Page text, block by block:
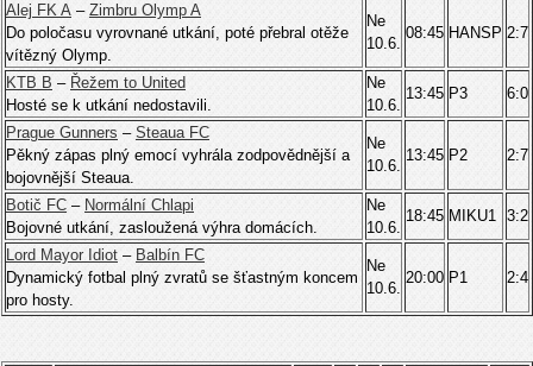
Alej FK A – Zimbru Olymp A
Do poločasu vyrovnané utkání, poté přebral otěže
vítězný Olymp.
Ne
10.6.
08:45 HANSP 2:7
KTB B – Řežem to United
Hosté se k utkání nedostavili.
Ne
10.6.
13:45 P3 6:0
Prague Gunners – Steaua FC
Pěkný zápas plný emocí vyhrála zodpovědnější a
bojovnější Steaua.
Ne
10.6.
13:45 P2 2:7
Botič FC – Normální Chlapi
Bojovné utkání, zasloužená výhra domácích.
Ne
10.6.
18:45 MIKU1 3:2
Lord Mayor Idiot – Balbín FC
Dynamický fotbal plný zvratů se šťastným koncem
pro hosty.
Ne
10.6.
20:00 P1 2:4